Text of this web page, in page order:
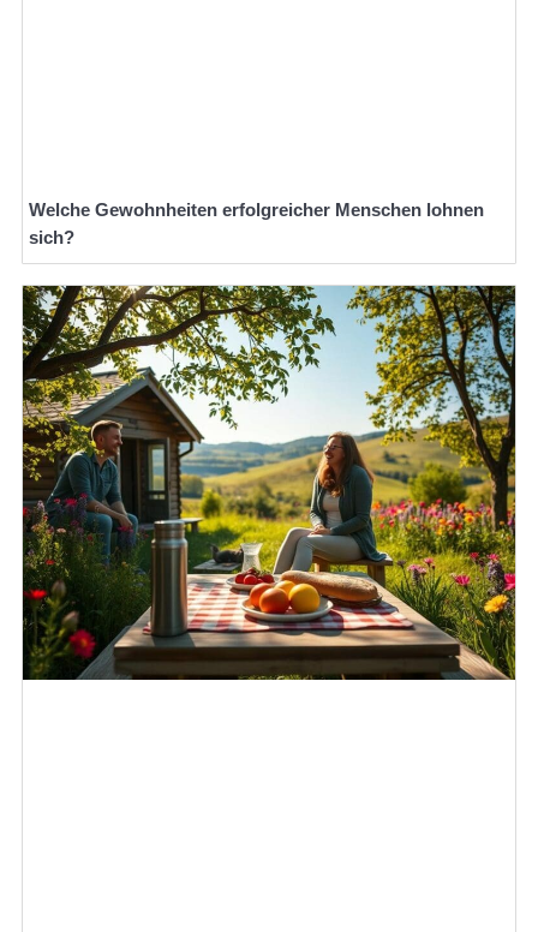
Welche Gewohnheiten erfolgreicher Menschen lohnen
sich?